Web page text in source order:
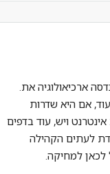
ארכיאולוגיה את.
אם היא שדרות
ויש, עוד בדפים
לעתים הקהילה
לכאן למחיקה.